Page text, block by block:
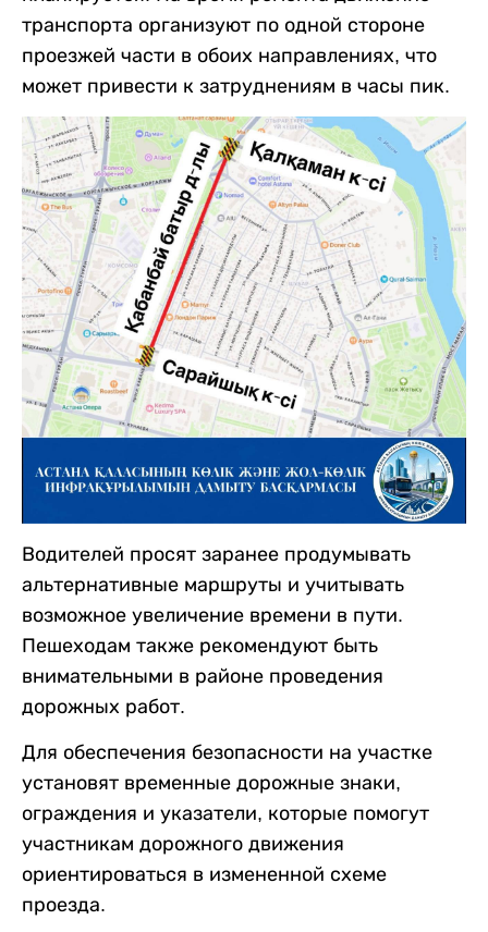
транспорта организуют по одной стороне
проезжей части в обоих направлениях, что
может привести к затруднениям в часы пик.
Водителей просят заранее продумывать
альтернативные маршруты и учитывать
возможное увеличение времени в пути.
Пешеходам также рекомендуют быть
внимательными в районе проведения
дорожных работ.
Для обеспечения безопасности на участке
установят временные дорожные знаки,
ограждения и указатели, которые помогут
участникам дорожного движения
ориентироваться в измененной схеме
проезда.